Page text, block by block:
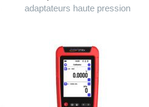
adaptateurs haute pression